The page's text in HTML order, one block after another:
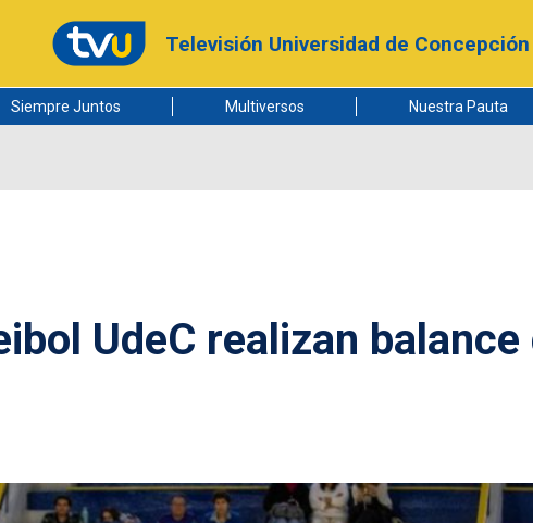
Televisión Universidad de Concepción
Siempre Juntos Multiversos Nuestra Pauta
UdeC realizan balance